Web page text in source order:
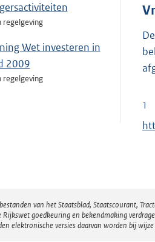
Wet investeren in
2009
1
E
n
e
van het Staatsblad, Staatscourant,
Rijkswet goedkeuring en bekendmaking
elektronische versies daarvan worden bij